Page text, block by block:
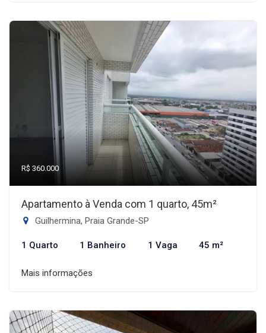
R$ 360.000
Apartamento à Venda com 1 quarto, 45m²
Guilhermina, Praia Grande-SP
1 Quarto 1 Banheiro 1 Vaga 45 m²
Mais informações